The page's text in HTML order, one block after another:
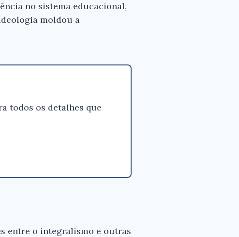
no sistema educacional,
moldou a
todos os detalhes que
entre o integralismo e outras